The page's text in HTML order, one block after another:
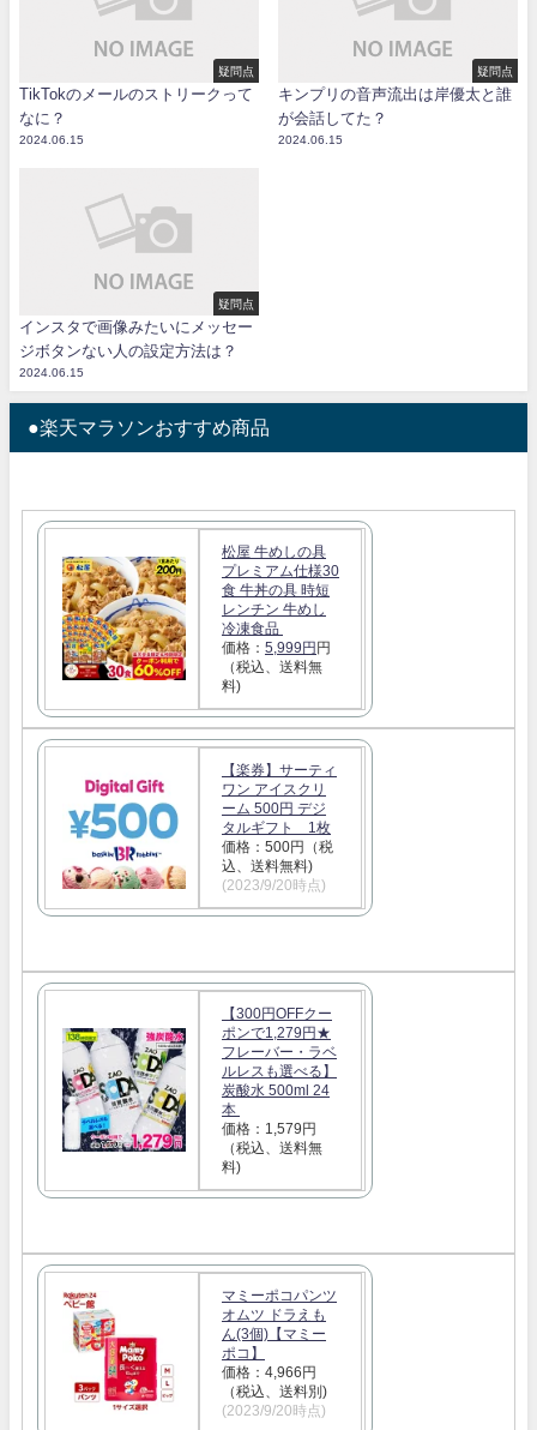
疑問点
TikTokのメールのストリークって
なに？
2024.06.15
疑問点
キンプリの音声流出は岸優太と誰
が会話してた？
2024.06.15
疑問点
インスタで画像みたいにメッセー
ジボタンない人の設定方法は？
2024.06.15
●楽天マラソンおすすめ商品
松屋 牛めしの具
プレミアム仕様30
食 牛丼の具 時短
レンチン 牛めし
冷凍食品
価格： 5,999円 円
（税込、送料無
料)
【楽券】サーティ
ワン アイスクリ
ーム 500円 デジ
タルギフト 1枚
価格：500円（税
込、送料無料)
(2023/9/20時点)
【300円OFFクー
ポンで1,279円★
フレーバー・ラベ
ルレスも選べる】
炭酸水 500ml 24
本
価格：1,579円
（税込、送料無
料)
マミーポコパンツ
オムツ ドラえも
ん(3個)【マミー
ポコ】
価格：4,966円
（税込、送料別)
(2023/9/20時点)